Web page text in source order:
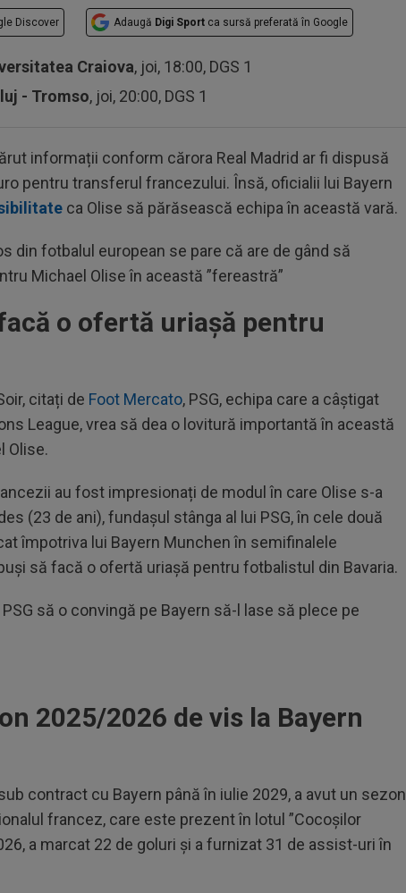
Discover Adaugă Digi Sport ca sursă preferată în Google
Craiova, joi, 18:00, DGS 1
- Tromso, joi, 20:00, DGS 1
informații conform cărora Real Madrid ar fi dispusă
pentru transferul francezului. Însă, oficialii lui Bayern
ca Olise să părăsească echipa în această vară.
din fotbalul european se pare că are de gând să
Michael Olise în această ”fereastră”
o ofertă uriașă pentru
citați de Foot Mercato, PSG, echipa care a câștigat
League, vrea să dea o lovitură importantă în această
Olise.
au fost impresionați de modul în care Olise s-a
(23 de ani), fundașul stânga al lui PSG, în cele două
împotriva lui Bayern Munchen în semifinalele
să facă o ofertă uriașă pentru fotbalistul din Bavaria.
să o convingă pe Bayern să-l lase să plece pe
2025/2026 de vis la Bayern
contract cu Bayern până în iulie 2029, a avut un sezon
francez, care este prezent în lotul ”Cocoșilor
a marcat 22 de goluri și a furnizat 31 de assist-uri în